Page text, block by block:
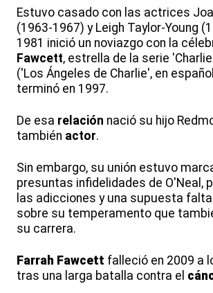
Estuvo casado con las actrices
(1963-1967) y Leigh Taylor-Young
1981 inició un noviazgo con la
Fawcett, estrella de la serie
('Los Ángeles de Charlie', en
terminó en 1997.
De esa relación nació su hijo
también actor.
Sin embargo, su unión estuvo
presuntas infidelidades de O'Neal,
las adicciones y una supuesta
sobre su temperamento que
su carrera.
Farrah Fawcett falleció en 2009 a
tras una larga batalla contra el